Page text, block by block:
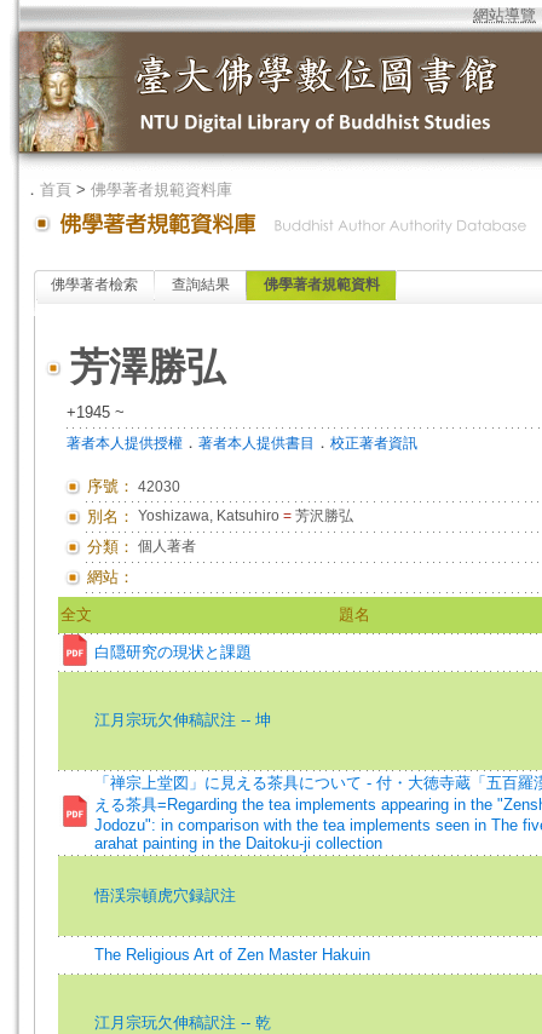
網站導覽
． 首頁 > 佛學著者規範資料庫
佛學著者檢索 查詢結果 佛學著者規範資料
芳澤勝弘
+1945 ~
著者本人提供授權 ． 著者本人提供書目 ． 校正著者資訊
序號： 42030
別名： Yoshizawa, Katsuhiro = 芳沢勝弘
分類： 個人著者
網站：
全文 題名
白隠研究の現状と課題
江月宗玩欠伸稿訳注 -- 坤
「禅宗上堂図」に見える茶具について - 付・大徳寺蔵「五百羅
える茶具=Regarding the tea implements appearing in the
Jodozu": in comparison with the tea implements seen in The
arahat painting in the Daitoku-ji collection
悟渓宗頓虎穴録訳注
The Religious Art of Zen Master Hakuin
江月宗玩欠伸稿訳注 -- 乾